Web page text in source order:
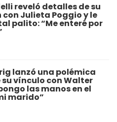
reveló detalles de su
Julieta Poggio y le
palito: “Me enteré por
lanzó una polémica
su vínculo con Walter
las manos en el
marido”